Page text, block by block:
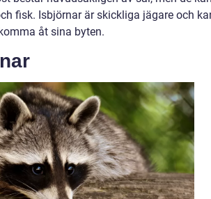
fisk. Isbjörnar är skickliga jägare och
åt sina byten.